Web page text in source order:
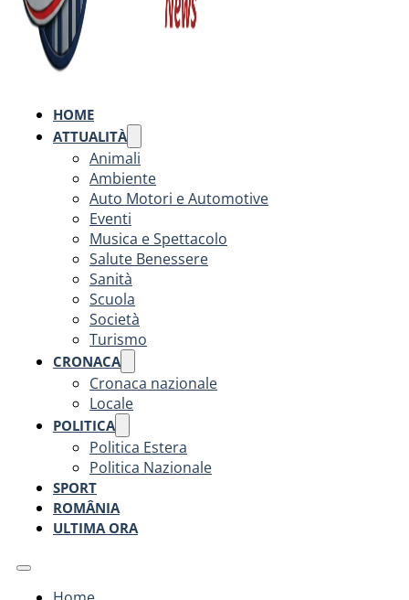
HOME
ATTUALITÀ
Animali
Ambiente
Auto Motori e Automotive
Eventi
Musica e Spettacolo
Salute Benessere
Sanità
Scuola
Società
Turismo
CRONACA
Cronaca nazionale
Locale
POLITICA
Politica Estera
Politica Nazionale
SPORT
ROMÂNIA
ULTIMA ORA